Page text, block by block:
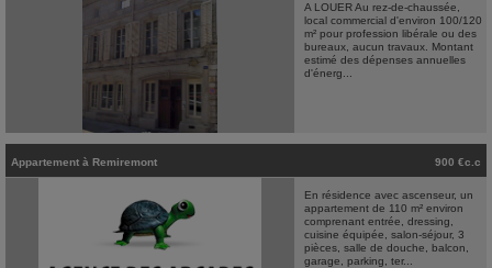
A LOUER Au rez-de-chaussée,
local commercial d'environ 100/120
m² pour profession libérale ou des
bureaux, aucun travaux. Montant
estimé des dépenses annuelles
d'énerg...
Appartement à Remiremont 900 €c.c
En résidence avec ascenseur, un
appartement de 110 m² environ
comprenant entrée, dressing,
cuisine équipée, salon-séjour, 3
pièces, salle de douche, balcon,
garage, parking, ter...